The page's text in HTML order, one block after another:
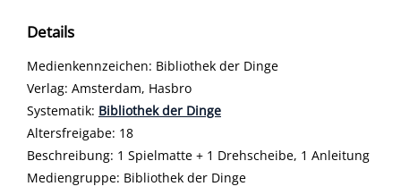
Details
Suche nach diesem Verfasser
Medienkennzeichen: Bibliothek der Dinge
Verlag: Amsterdam, Hasbro
opens in new tab
Diesen Link in neuem Tab öffnen
Systematik: Suche nach dieser Systematik
Bibliothek der Dinge
Suche nach diesem Interessenskreis
Altersfreigabe: 18
Beschreibung: 1 Spielmatte + 1 Drehscheibe, 1 Anleitung
Suche nach dieser Beteiligten Person
Mediengruppe: Bibliothek der Dinge